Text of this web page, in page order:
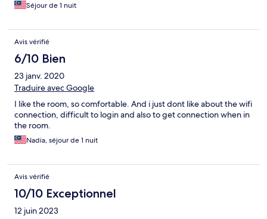
Séjour de 1 nuit
Avis vérifié
6/10 Bien
23 janv. 2020
Traduire avec Google
I like the room, so comfortable. And i just dont like about the wifi
connection, difficult to login and also to get connection when in
the room.
Nadia, séjour de 1 nuit
Avis vérifié
10/10 Exceptionnel
12 juin 2023